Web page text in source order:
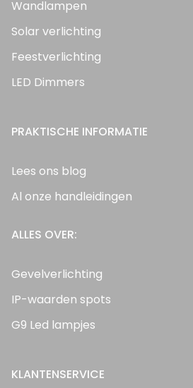
Wandlampen
Solar verlichting
Feestverlichting
LED Dimmers
PRAKTISCHE INFORMATIE
Lees ons blog
Al onze handleidingen
ALLES OVER:
Gevelverlichting
IP-waarden spots
G9 Led lampjes
KLANTENSERVICE